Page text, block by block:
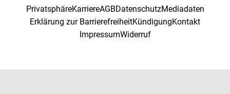
PrivatsphäreKarriereAGBDatenschutzMediadaten
Erklärung zur BarrierefreiheitKündigungKontakt
ImpressumWiderruf